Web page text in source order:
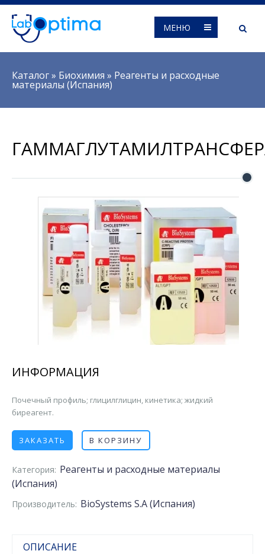
МЕНЮ
Вы здесь
Каталог» Биохимия » Реагенты и расходные
материалы (Испания)
ИНФОРМАЦИЯ
Почечный профиль; глицилглицин, кинетика; жидкий
биреагент.
ЗАКАЗАТЬ В КОРЗИНУ
Категория: Реагенты и расходные материалы
(Испания)
Производитель: BioSystems S.A (Испания)
ОПИСАНИЕ